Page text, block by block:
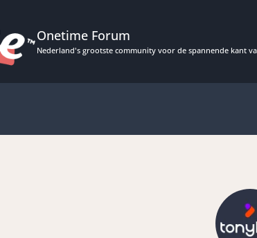
Onetime Forum
Nederland's grootste community voor de spannende kant